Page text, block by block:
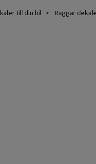
till din bil Raggar